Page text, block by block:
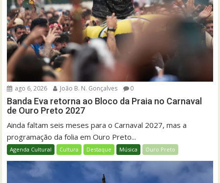
ago 6, 2026 João B. N. Gonçalves 0
Banda Eva retorna ao Bloco da Praia no Carnaval
de Ouro Preto 2027
Ainda faltam seis meses para o Carnaval 2027, mas a
programação da folia em Ouro Preto...
Agenda Cultural Cultura Destaque Música Ouro Preto